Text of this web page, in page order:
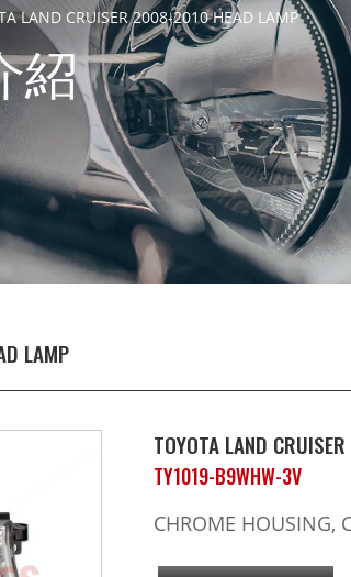
LAND CRUISER 2008-2010 HEAD LAMP
紹
LAMP
TOYOTA LAND
TY1019-B9WHW-3V
CHROME HOUSING,